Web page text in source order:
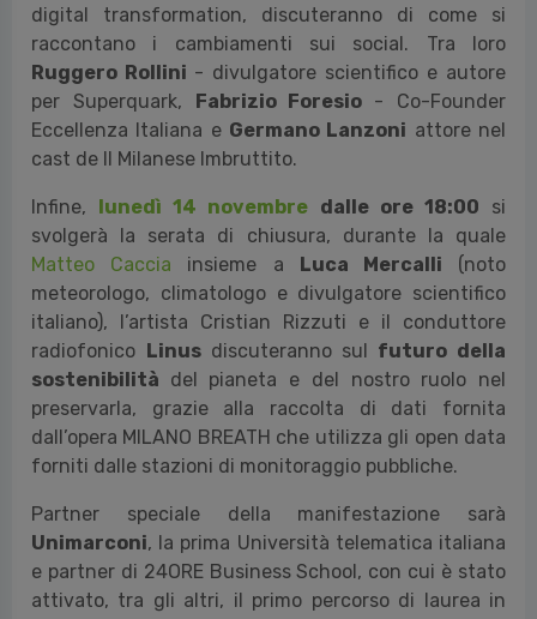
ambiziosi obiettivi di efficientamento energetico e
riqualificazione, come mostrato dalla certificazione
Wiredscore.
Sabato 12 novembre alle ore 17:00 ,
Francesco
Oggiano insieme a Paola Maugeri
digital transformation, discuteranno di come si
raccontano i cambiamenti sui social. Tra loro
Ruggero Rollini- divulgatore scientifico e autore
per Superquark,Fabrizio Foresio- Co-Founder
Eccellenza Italiana eGermano Lanzoniattore nel
cast de Il Milanese Imbruttito.
lunedì 14 novembre dalle ore 18:00
si
svolgerà la serata di chiusura, durante la quale
Matteo Caccia
insieme a Luca Mercalli
meteorologo, climatologo e divulgatore scientifico
italiano), l’artista Cristian Rizzuti e il conduttore
radiofonicoLinusdiscuteranno sulfuturo della
sostenibilitàdel pianeta e del nostro ruolo nel
preservarla, grazie alla raccolta di dati fornita